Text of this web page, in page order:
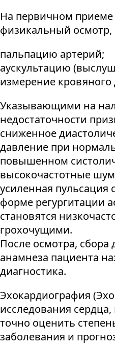
На первичном
физикальный
пальпацию артерий;
аускультацию
измерение кровяного
Указывающими на
недостаточности
сниженное
давление при
повышенном
высокочастотные
усиленная пульсация
форме регургитации
становятся
грохочущими.
После осмотра,
анамнеза пациента
диагностика.
Эхокардиография
исследования
точно оценить
заболевания и